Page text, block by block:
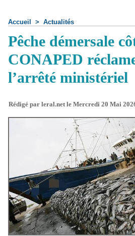
Accueil > Actualités
Pêche démersale
CONAPED
l’arrêté ministériel
Rédigé par leral.net le Mercredi 20 Mai